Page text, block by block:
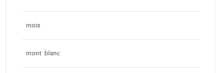
mois
mont blanc